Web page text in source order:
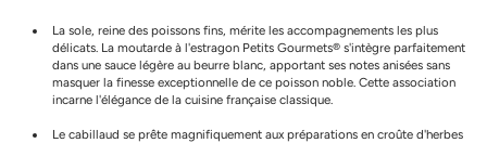
La sole, reine des poissons fins, mérite les accompagnements les plus
délicats. La moutarde à l'estragon Petits Gourmets® s'intègre parfaitement
dans une sauce légère au beurre blanc, apportant ses notes anisées sans
masquer la finesse exceptionnelle de ce poisson noble. Cette association
incarne l'élégance de la cuisine française classique.
Le cabillaud se prête magnifiquement aux préparations en croûte d'herbes